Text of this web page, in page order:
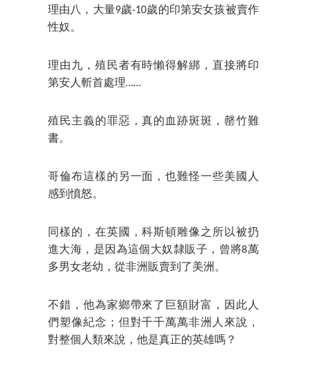
理由八，大量9歲-10歲的印第安女孩被賣作
性奴。
理由九，殖民者有時懶得解綁，直接將印
第安人斬首處理……
殖民主義的罪惡，真的血跡斑斑，罄竹難
書。
哥倫布這樣的另一面，也難怪一些美國人
感到憤怒。
同樣的，在英國，科斯頓雕像之所以被扔
進大海，是因為這個大奴隸販子，曾將8萬
多男女老幼，從非洲販賣到了美洲。
不錯，他為家鄉帶來了巨額財富，因此人
們塑像紀念；但對千千萬萬非洲人來說，
對整個人類來說，他是真正的英雄嗎？